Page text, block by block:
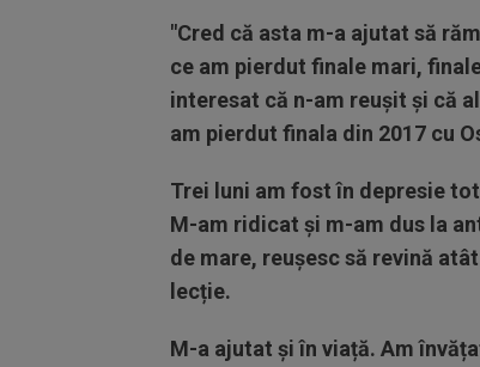
"Cred că asta m-a ajutat să
ce am pierdut finale mari,
interesat că n-am reușit și că
am pierdut finala din 2017 cu
Trei luni am fost în depresie
M-am ridicat și m-am dus la
de mare, reușesc să revină
lecție.
M-a ajutat și în viață. Am